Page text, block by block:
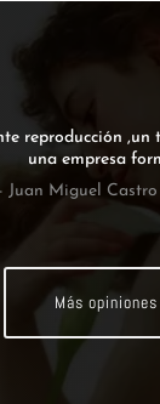
esta obra a
encantados con
— Susana Garcia
Más opiniones